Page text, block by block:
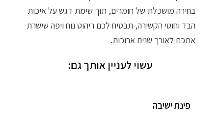
בחירה מושכלת של חומרים, תוך שימת דגש על איכות
הבד וחוטי הקשירה, תבטיח לכם ריהוט נוח ויפה שישרת
אתכם לאורך שנים ארוכות.
עשוי לעניין אותך גם:
פינת ישיבה